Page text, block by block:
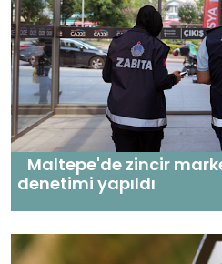
Maltepe'de zincir
denetimi yapıldı